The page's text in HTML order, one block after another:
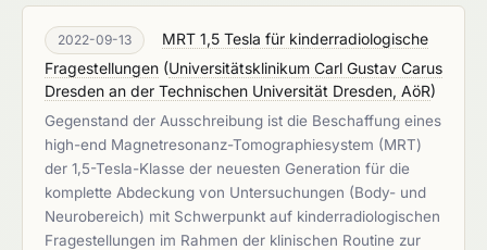
2022-09-13
MRT 1,5 Tesla für kinderradiologische
Fragestellungen (Universitätsklinikum Carl Gustav Carus
Dresden an der Technischen Universität Dresden, AöR)
Gegenstand der Ausschreibung ist die Beschaffung eines
high-end Magnetresonanz-Tomographiesystem (MRT)
der 1,5-Tesla-Klasse der neuesten Generation für die
komplette Abdeckung von Untersuchungen (Body- und
Neurobereich) mit Schwerpunkt auf kinderradiologischen
Fragestellungen im Rahmen der klinischen Routine zur